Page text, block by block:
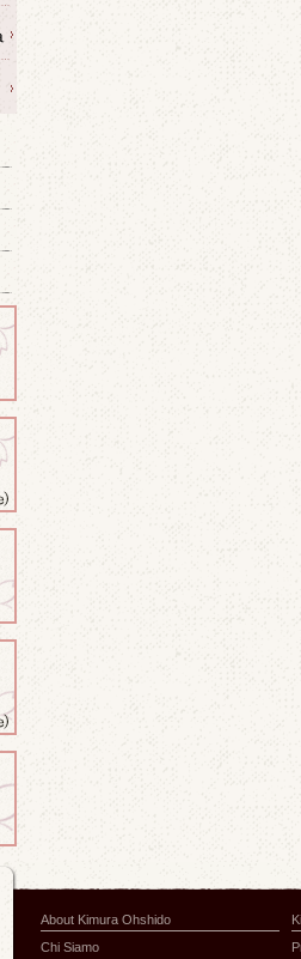
About Kimura Ohshido
Chi Siamo